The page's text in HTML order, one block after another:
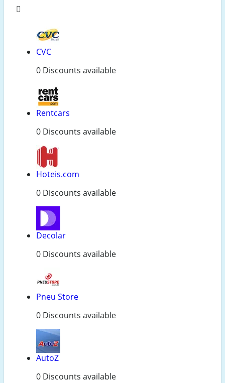
CVC
0 Discounts available
Rentcars
0 Discounts available
Hoteis.com
0 Discounts available
Decolar
0 Discounts available
Pneu Store
0 Discounts available
AutoZ
0 Discounts available